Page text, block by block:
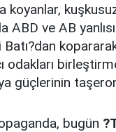
koyanlar,
ABD ve AB
odakları
güçlerinin
bugün